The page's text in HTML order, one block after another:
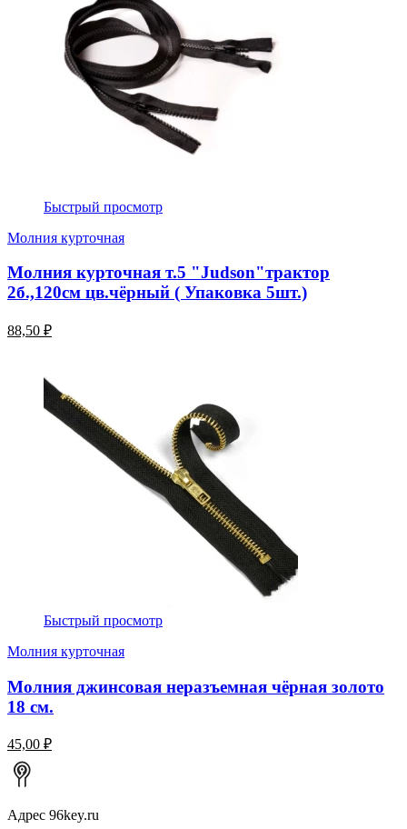
Быстрый просмотр
Молния курточная
Молния курточная т.5 "Judson"трактор
2б.,120см цв.чёрный ( Упаковка 5шт.)
88,50 ₽
Быстрый просмотр
Молния курточная
Молния джинсовая неразъемная чёрная золото
18 см.
45,00 ₽
Адрес 96key.ru